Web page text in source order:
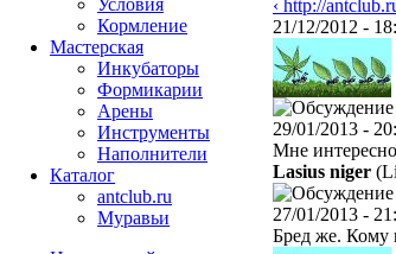
‹ http://
21/12/2012 -
29/01/2013 -
Мне
Lasius niger
27/01/2013 -
Бред же. Кому
Условия
Кормление
Мастерская
Инкубаторы
Формикарии
Арены
Инструменты
Наполнители
Каталог
antclub.ru
Муравьи